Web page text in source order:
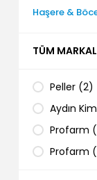
Haşere &
TÜM
Peller (2)
Aydın
Profarm
Profarm